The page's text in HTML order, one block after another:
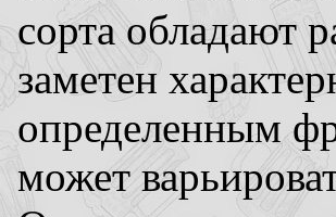
сорта обладают
заметен
определенным
может